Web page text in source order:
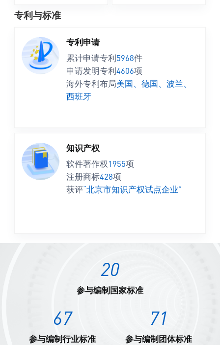
专利与标准
专利申请
累计申请专利5968件
申请发明专利4606项
海外专利布局美国、德国、波兰、
西班牙
知识产权
软件著作权1955项
注册商标428项
获评“北京市知识产权试点企业”
20
参与编制国家标准
67
参与编制行业标准
71
参与编制团体标准